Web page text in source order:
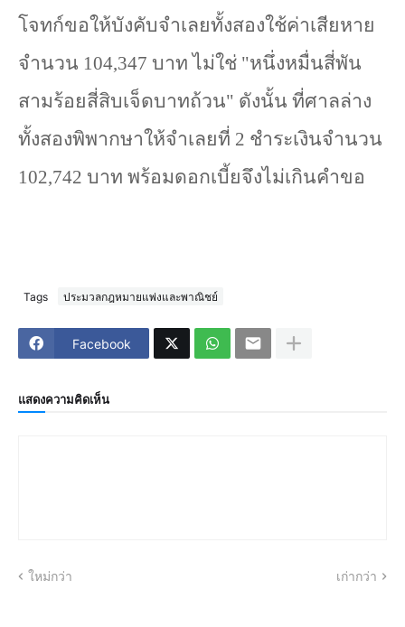
โจทก์ขอให้บังคับจำเลยทั้งสองใช้ค่าเสียหาย
จำนวน 104,347 บาท ไม่ใช่ "หนึ่งหมื่นสี่พัน
สามร้อยสี่สิบเจ็ดบาทถ้วน" ดังนั้น ที่ศาลล่าง
ทั้งสองพิพากษาให้จำเลยที่ 2 ชำระเงินจำนวน
102,742 บาท พร้อมดอกเบี้ยจึงไม่เกินคำขอ
Tags ประมวลกฎหมายแพ่งและพาณิชย์
Facebook
แสดงความคิดเห็น
ใหม่กว่า เก่ากว่า